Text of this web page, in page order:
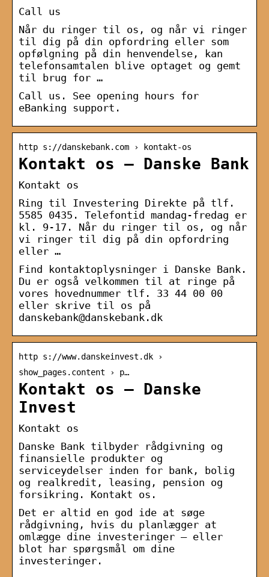
Call us
Når du ringer til os, og når vi ringer
til dig på din opfordring eller som
opfølgning på din henvendelse, kan
telefonsamtalen blive optaget og gemt
til brug for …
Call us. See opening hours for
eBanking support.
http s://danskebank.com › kontakt-os
Kontakt os – Danske Bank
Kontakt os
Ring til Investering Direkte på tlf.
5585 0435. Telefontid mandag-fredag er
kl. 9-17. Når du ringer til os, og når
vi ringer til dig på din opfordring
eller …
Find kontaktoplysninger i Danske Bank.
Du er også velkommen til at ringe på
vores hovednummer tlf. 33 44 00 00
eller skrive til os på
danskebank@danskebank.dk
http s://www.danskeinvest.dk ›
show_pages.content › p…
Kontakt os – Danske
Invest
Kontakt os
Danske Bank tilbyder rådgivning og
finansielle produkter og
serviceydelser inden for bank, bolig
og realkredit, leasing, pension og
forsikring. Kontakt os.
Det er altid en god ide at søge
rådgivning, hvis du planlægger at
omlægge dine investeringer – eller
blot har spørgsmål om dine
investeringer.